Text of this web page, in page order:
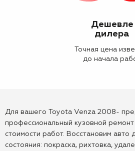
Дешевле
дилера
Точная цена
до начала
Для вашего Toyota Venza 2008-
профессиональный кузовной
стоимости работ. Восстановим авто
состояния: покраска, рихтовка,